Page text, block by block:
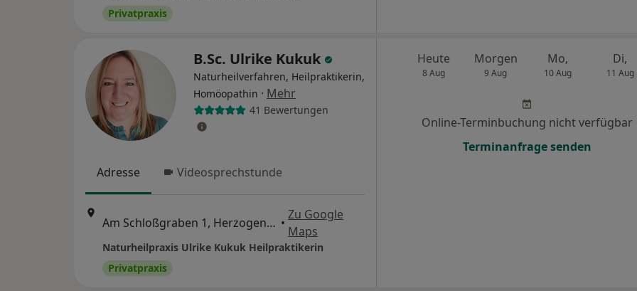
Privatpraxis
B.Sc. Ulrike Kukuk
Naturheilverfahren, Heilpraktikerin,
Homöopathin · Mehr
41 Bewertungen
Adresse Videosprechstunde
Am Schloßgraben 1, Herzogenaurach •
Zu Google
Maps
Naturheilpraxis Ulrike Kukuk Heilpraktikerin
Privatpraxis
Heute
8 Aug
Morgen
9 Aug
Mo,
10 Aug
Di,
11 Aug
Online-Terminbuchung nicht verfügbar
Terminanfrage senden